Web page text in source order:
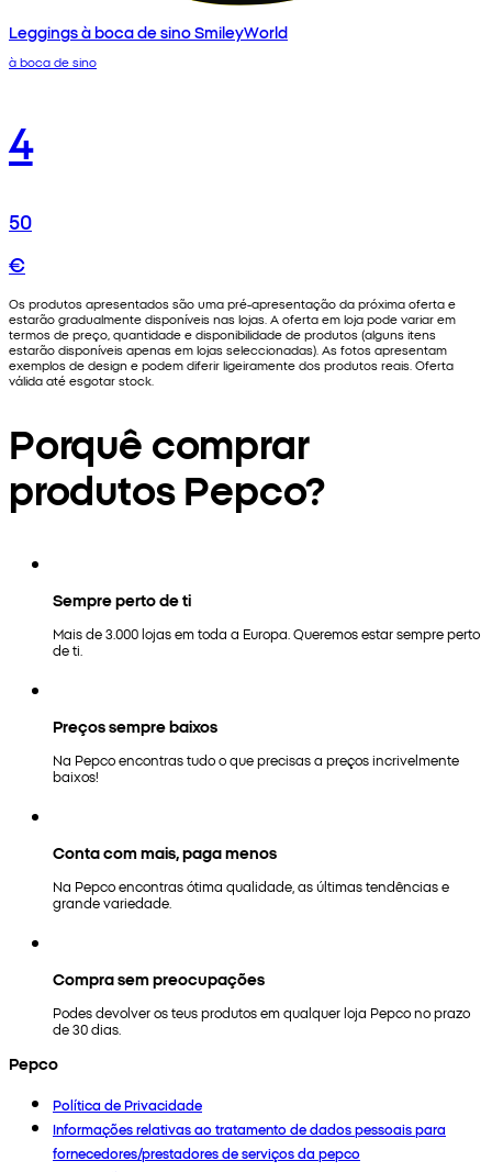
Leggings à boca de sino SmileyWorld
à boca de sino
4
50
€
Os produtos apresentados são uma pré-apresentação da próxima oferta e
estarão gradualmente disponíveis nas lojas. A oferta em loja pode variar em
termos de preço, quantidade e disponibilidade de produtos (alguns itens
estarão disponíveis apenas em lojas seleccionadas). As fotos apresentam
exemplos de design e podem diferir ligeiramente dos produtos reais. Oferta
válida até esgotar stock.
Porquê comprar
produtos Pepco?
Sempre perto de ti
Mais de 3.000 lojas em toda a Europa. Queremos estar sempre perto
de ti.
Preços sempre baixos
Na Pepco encontras tudo o que precisas a preços incrivelmente
baixos!
Conta com mais, paga menos
Na Pepco encontras ótima qualidade, as últimas tendências e
grande variedade.
Compra sem preocupações
Podes devolver os teus produtos em qualquer loja Pepco no prazo
de 30 dias.
Pepco
Política de Privacidade
Informações relativas ao tratamento de dados pessoais para
fornecedores/prestadores de serviços da pepco